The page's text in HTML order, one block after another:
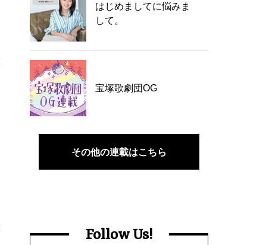
はじめましてに悩みま
して。
宝塚歌劇団OG
その他の連載はこちら
Follow Us!